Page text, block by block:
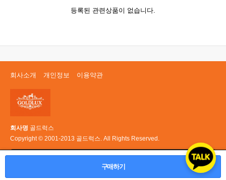
구매하기
등록된 관련상품이 없습니다.
회사소개 개인정보 이용약관
회사명 골드럭스
Copyright © 2001-2013 골드럭스. All Rights Reserved.
PC 버전